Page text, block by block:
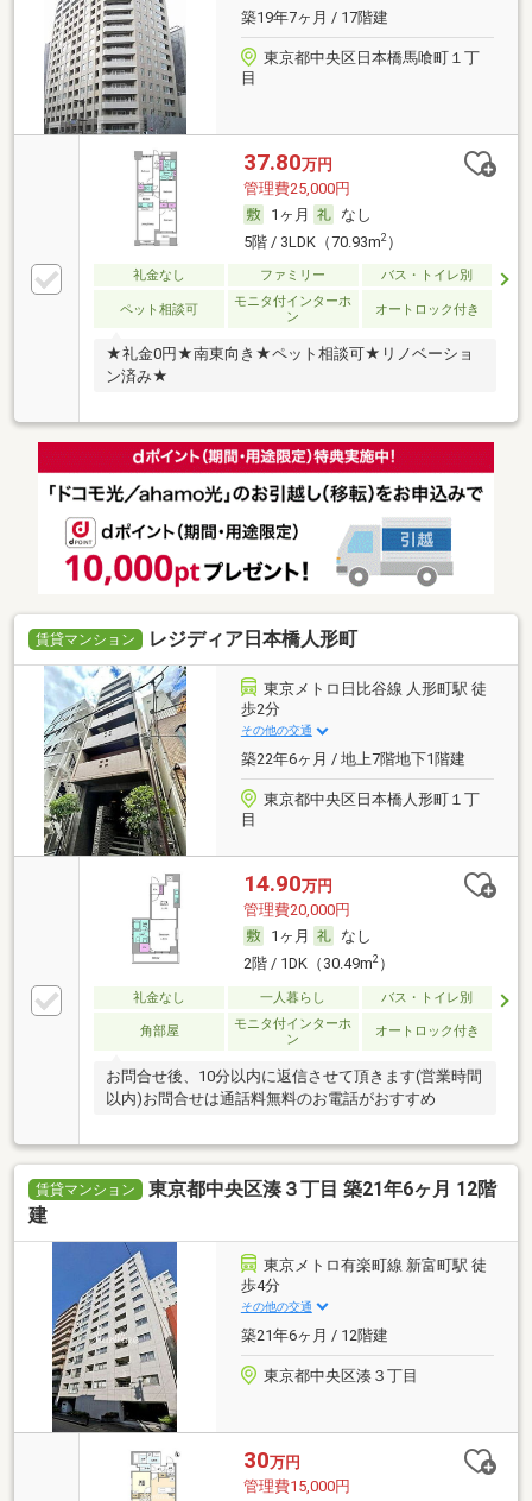
築19年7ヶ月 / 17階建
東京都中央区日本橋馬喰町１丁
目
37.80万円
管理費25,000円
1ヶ月
なし
5階 / 3LDK（70.93m2）
礼金なし ファミリー バス・トイレ別
ペット相談可
モニタ付インターホ
ン
オートロック付き
★礼金0円★南東向き★ペット相談可★リノベーショ
ン済み★
賃貸マンション レジディア日本橋人形町
東京メトロ日比谷線 人形町駅 徒
歩2分
その他の交通
築22年6ヶ月 / 地上7階地下1階建
東京都中央区日本橋人形町１丁
目
14.90万円
管理費20,000円
1ヶ月
なし
2階 / 1DK（30.49m2）
礼金なし 一人暮らし バス・トイレ別
角部屋
モニタ付インターホ
ン
オートロック付き
お問合せ後、10分以内に返信させて頂きます(営業時間
以内)お問合せは通話料無料のお電話がおすすめ
賃貸マンション
東京都中央区湊３丁目 築21年6ヶ月 12階
建
東京メトロ有楽町線 新富町駅 徒
歩4分
その他の交通
築21年6ヶ月 / 12階建
東京都中央区湊３丁目
30万円
管理費15,000円